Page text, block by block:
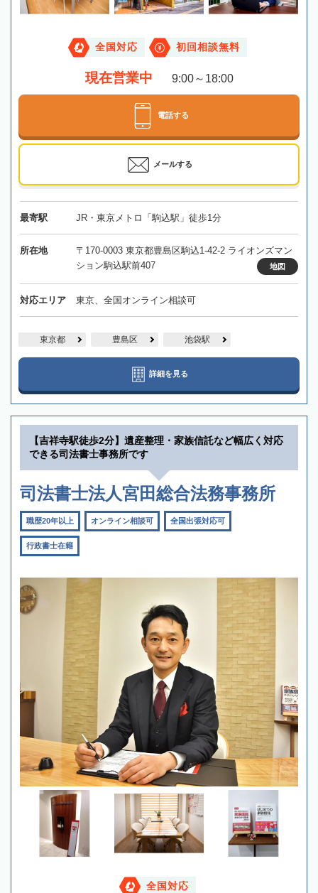
全国対応 初回相談無料
現在営業中 9:00～18:00
電話する
メールする
最寄駅 JR・東京メトロ「駒込駅」徒歩1分
所在地
〒170-0003 東京都豊島区駒込1-42-2 ライオンズマン
ション駒込駅前407
地図
対応エリア 東京、全国オンライン相談可
東京都 豊島区 池袋駅
詳細を見る
【吉祥寺駅徒歩2分】遺産整理・家族信託など幅広く対応
できる司法書士事務所です
司法書士法人宮田総合法務事務所
職歴20年以上 オンライン相談可 全国出張対応可
行政書士在籍
全国対応